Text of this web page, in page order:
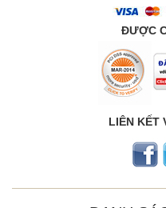
ĐƯỢC
LIÊN KẾT